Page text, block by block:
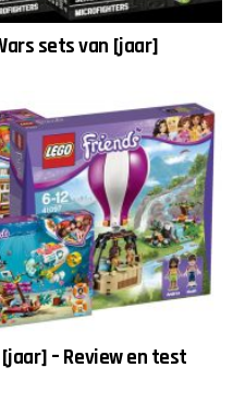
sets van [jaar]
– Review en test